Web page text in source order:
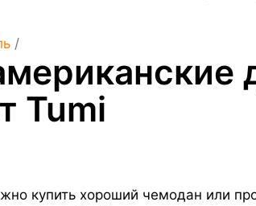
/
Tumi
купить хороший чемодан или